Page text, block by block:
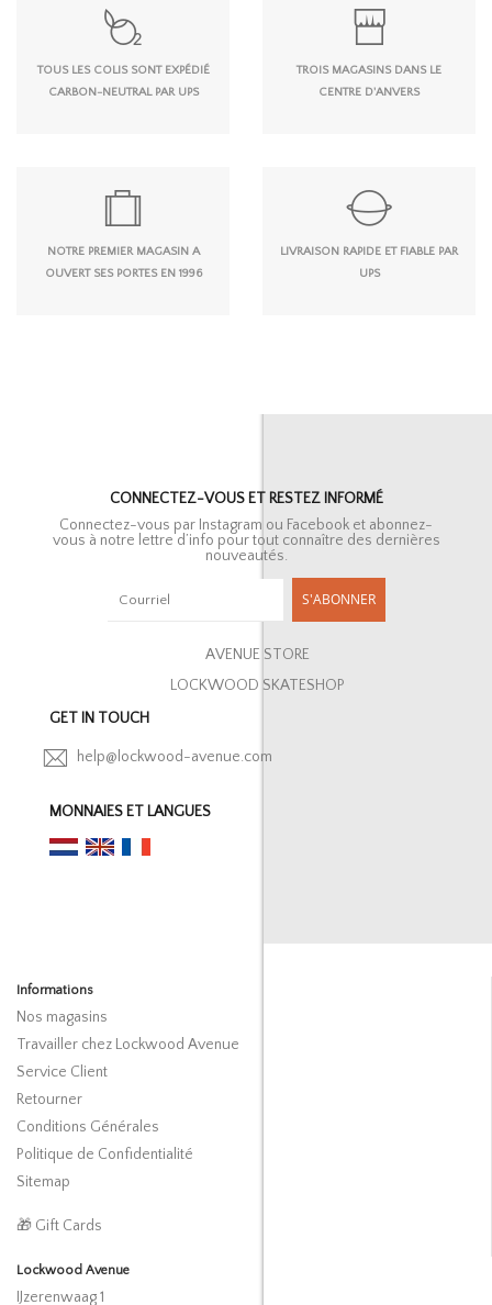
TOUS LES COLIS SONT EXPÉDIÉ
CARBON-NEUTRAL PAR UPS
TROIS MAGASINS DANS LE
CENTRE D'ANVERS
NOTRE PREMIER MAGASIN A
OUVERT SES PORTES EN 1996
LIVRAISON RAPIDE ET FIABLE PAR
UPS
CONNECTEZ-VOUS ET RESTEZ INFORMÉ
Connectez-vous par Instagram ou Facebook et abonnez-
vous à notre lettre d’info pour tout connaître des dernières
nouveautés.
S'ABONNER
AVENUE STORE
LOCKWOOD SKATESHOP
GET IN TOUCH
help@lockwood-avenue.com
MONNAIES ET LANGUES
Informations
Nos magasins
Travailler chez Lockwood Avenue
Service Client
Retourner
Conditions Générales
Politique de Confidentialité
Sitemap
🎁 Gift Cards
Lockwood Avenue
IJzerenwaag 1